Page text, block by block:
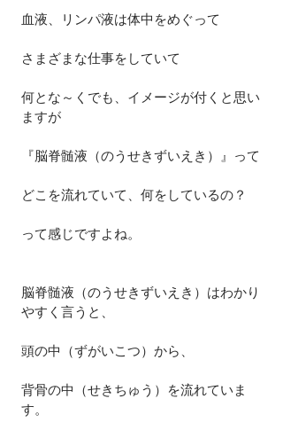
血液、リンパ液は体中をめぐって
さまざまな仕事をしていて
何とな～くでも、イメージが付くと思い
ますが
『脳脊髄液（のうせきずいえき）』って
どこを流れていて、何をしているの？
って感じですよね。
脳脊髄液（のうせきずいえき）はわかり
やすく言うと、
頭の中（ずがいこつ）から、
背骨の中（せきちゅう）を流れていま
す。